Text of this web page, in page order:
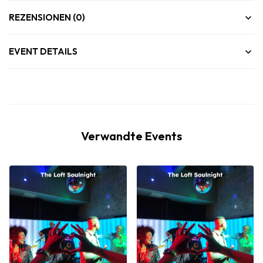
REZENSIONEN (0)
EVENT DETAILS
Verwandte Events